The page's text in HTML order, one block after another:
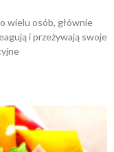
wielu osób, głównie
i przeżywają swoje